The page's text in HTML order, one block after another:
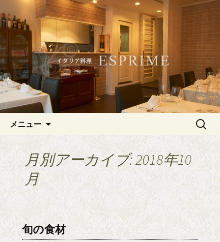
白金・広尾のイタリアン
「ESPRIME（エスプリメ）」
記念日やデートにおすすめ、白金・広
尾のイタリアン「ESPRIME（エスプリ
メ）」
メニュー
検
月別アーカイブ: 2018年10
月
旬の食材